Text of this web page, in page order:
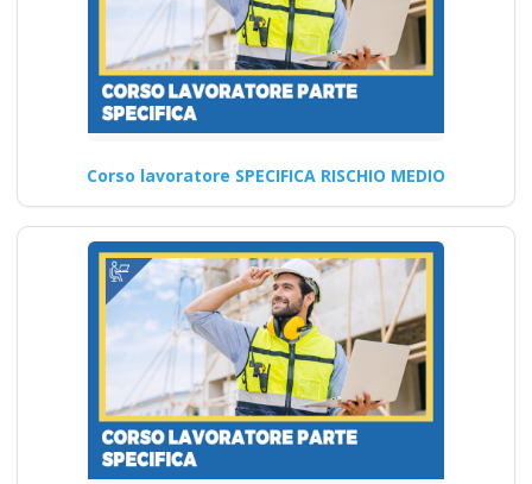
ristorazione Approccio…
Continua
Corso lavoratore SPECIFICA RISCHIO MEDIO